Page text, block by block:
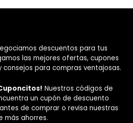
descuentos para tus
las mejores ofertas, cupones
para compras ventajosas.
Nuestros códigos de
un cupón de descuento
de comprar o revisa nuestras
más ahorres.